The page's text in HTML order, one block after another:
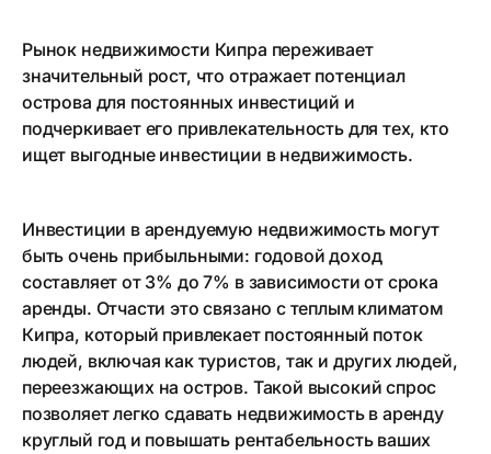
Рынок недвижимости Кипра переживает
значительный рост, что отражает потенциал
острова для постоянных инвестиций и
подчеркивает его привлекательность для тех, кто
ищет выгодные инвестиции в недвижимость.
Инвестиции в арендуемую недвижимость могут
быть очень прибыльными: годовой доход
составляет от 3% до 7% в зависимости от срока
аренды. Отчасти это связано с теплым климатом
Кипра, который привлекает постоянный поток
людей, включая как туристов, так и других людей,
переезжающих на остров. Такой высокий спрос
позволяет легко сдавать недвижимость в аренду
круглый год и повышать рентабельность ваших